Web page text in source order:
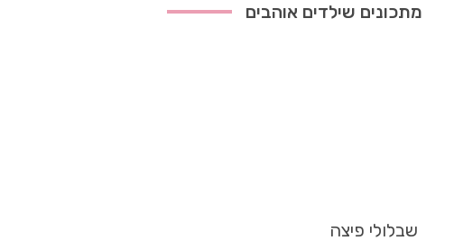
מתכונים שילדים אוהבים
שבלולי פיצה